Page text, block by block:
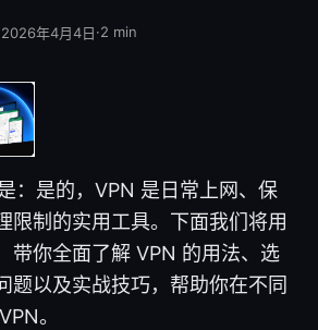
2026年4月4日·2 min
：是的，VPN 是日常上网、保
限制的实用工具。下面我们将用
带你全面了解 VPN 的用法、选
题以及实战技巧，帮助你在不同
。